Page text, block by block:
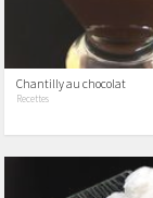
Chantilly au chocolat
Recettes